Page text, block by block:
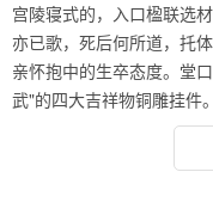
宫陵寝式的，入口楹联选
亦已歌，死后何所道，托
亲怀抱中的生卒态度。堂
武"的四大吉祥物铜雕挂件。